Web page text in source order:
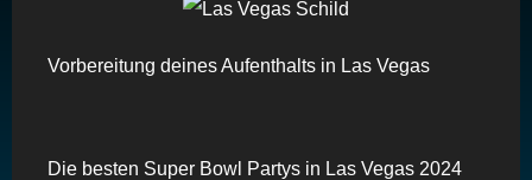
Vorbereitung deines Aufenthalts in Las Vegas
Die besten Super Bowl Partys in Las Vegas 2024